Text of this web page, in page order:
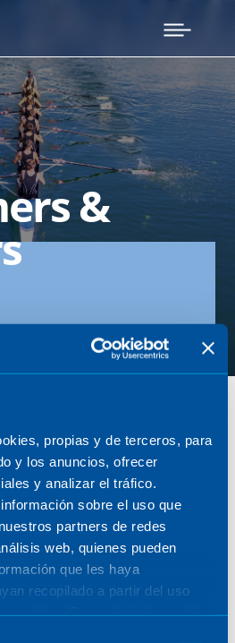
propias y de terceros, para
y los anuncios, ofrecer
y analizar el tráfico.
sobre el uso que
partners de redes
web, quienes pueden
que les haya
recopilado a partir del uso
&